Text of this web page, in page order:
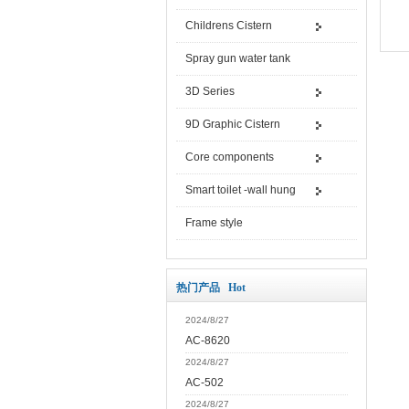
Childrens Cistern
Spray gun water tank
3D Series
9D Graphic Cistern
Core components
Smart toilet -wall hung
Frame style
热门产品 Hot
2024/8/27
AC-8620
2024/8/27
AC-502
2024/8/27